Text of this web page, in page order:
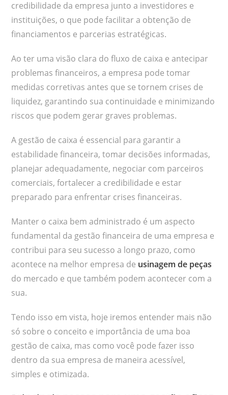
credibilidade da empresa junto a investidores e
instituições, o que pode facilitar a obtenção de
financiamentos e parcerias estratégicas.
Ao ter uma visão clara do fluxo de caixa e antecipar
problemas financeiros, a empresa pode tomar
medidas corretivas antes que se tornem crises de
liquidez, garantindo sua continuidade e minimizando
riscos que podem gerar graves problemas.
A gestão de caixa é essencial para garantir a
estabilidade financeira, tomar decisões informadas,
planejar adequadamente, negociar com parceiros
comerciais, fortalecer a credibilidade e estar
preparado para enfrentar crises financeiras.
Manter o caixa bem administrado é um aspecto
fundamental da gestão financeira de uma empresa e
contribui para seu sucesso a longo prazo, como
acontece na melhor empresa de usinagem de peças
do mercado e que também podem acontecer com a
sua.
Tendo isso em vista, hoje iremos entender mais não
só sobre o conceito e importância de uma boa
gestão de caixa, mas como você pode fazer isso
dentro da sua empresa de maneira acessível,
simples e otimizada.